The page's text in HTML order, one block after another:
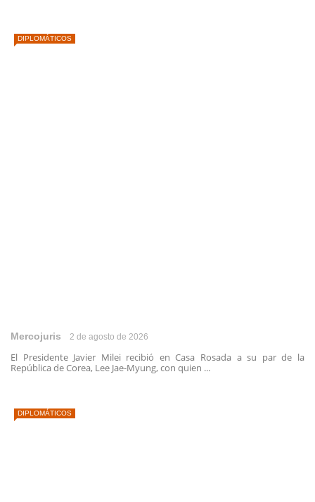
DIPLOMÁTICOS
Mercojuris 2 de agosto de 2026
El Presidente Javier Milei recibió en Casa Rosada a su par de la
República de Corea, Lee Jae-Myung, con quien ...
DIPLOMÁTICOS